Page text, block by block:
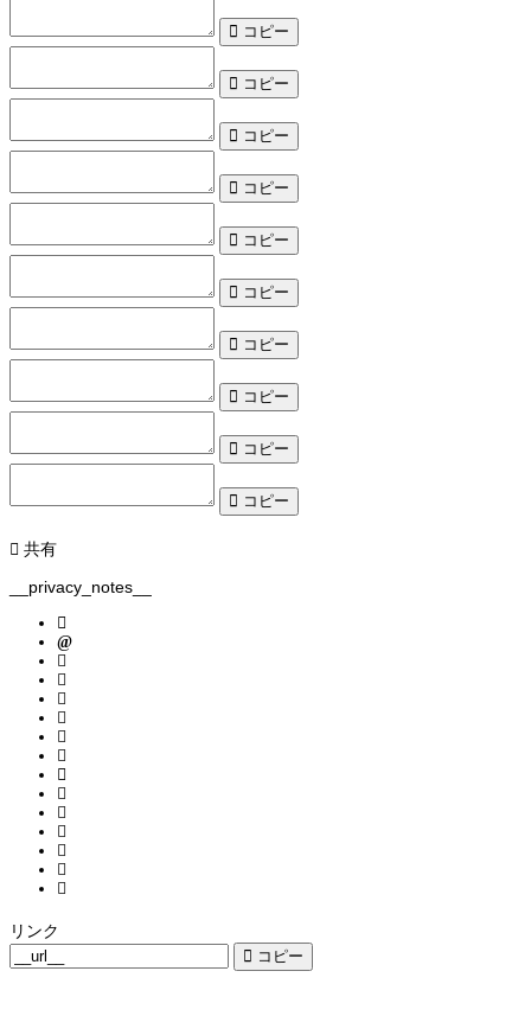
コピー
コピー
コピー
コピー
コピー
コピー
コピー
コピー
コピー
コピー
共有
__privacy_notes__
リンク
コピー